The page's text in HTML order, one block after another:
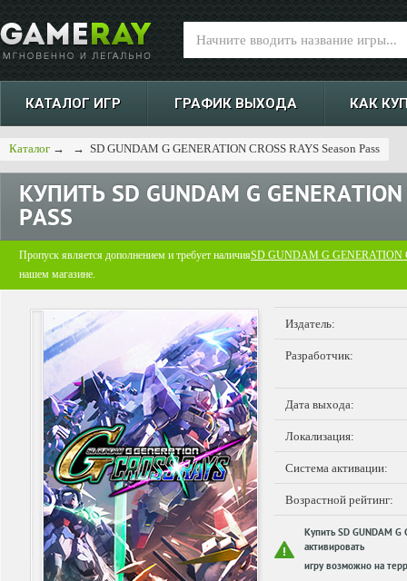
КАТАЛОГ ИГР ГРАФИК ВЫХОДА КАК
Каталог → → SD GUNDAM G GENERATION CROSS RAYS Season Pass
КУПИТЬ SD GUNDAM G
PASS
Пропуск является дополнением и требует наличияSD GUNDAM G GENERATION
нашем магазине.
Издатель:
Разработчик:
Дата выхода:
Локализация:
Система активации:
Возрастной рейтинг:
Купить SD GUNDAM G
активировать
игру возможно на